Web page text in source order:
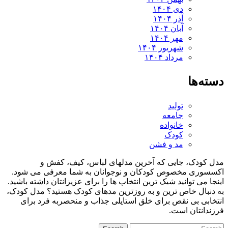
دی ۱۴۰۴
آذر ۱۴۰۴
آبان ۱۴۰۴
مهر ۱۴۰۴
شهریور ۱۴۰۴
مرداد ۱۴۰۴
تولید
جامعه
خانواده
کودک
مد و فشن
کودک، جایی که آخرین مدلهای لباس، کیف، کفش و
مخصوص کودکان و نوجوانان به شما معرفی می شود.
می توانید شیک ترین انتخاب ها را برای عزیزانتان داشته باشید.
خاص ترین و به روزترین مدهای کودک هستید؟ مدل کودک،
بی نقص برای خلق استایلی جذاب و منحصربه فرد برای
است.